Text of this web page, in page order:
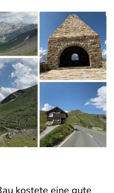
kostete eine gute